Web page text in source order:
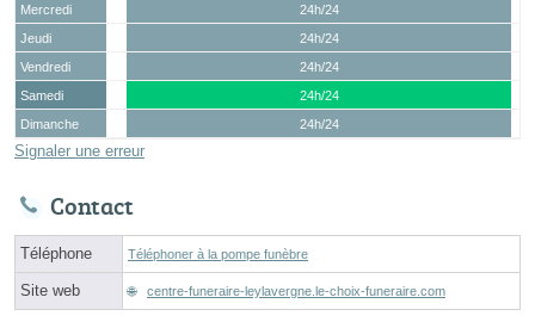
Mercredi
24h/24
Jeudi
24h/24
Vendredi
24h/24
Samedi
24h/24
Dimanche
24h/24
Signaler une erreur
Contact
Téléphone Téléphoner à la pompe funèbre
Site web centre-funeraire-leylavergne.le-choix-funeraire.com